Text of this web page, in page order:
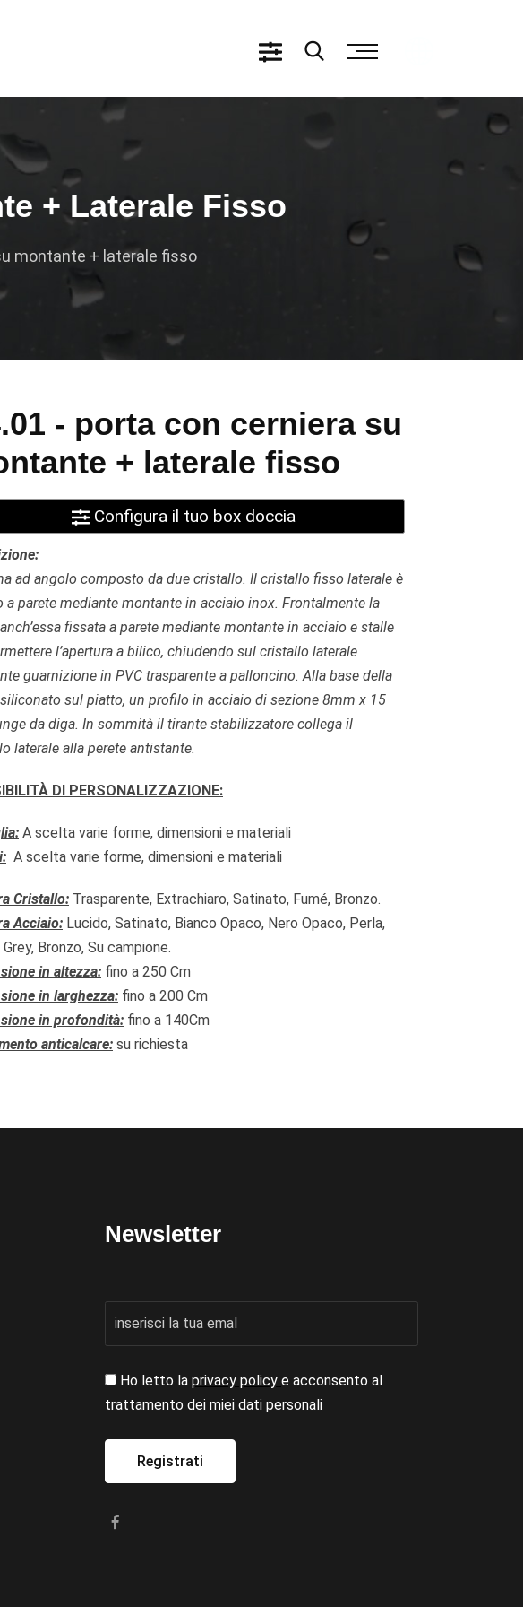
+ Laterale Fisso
montante + laterale fisso
- porta con cerniera su
+ laterale fisso
Configura il tuo box doccia
ad angolo composto da due cristallo. Il cristallo fisso laterale è
a parete mediante montante in acciaio inox. Frontalmente la
fissata a parete mediante montante in acciaio e stalle
l’apertura a bilico, chiudendo sul cristallo laterale
guarnizione in PVC trasparente a palloncino. Alla base della
sul piatto, un profilo in acciaio di sezione 8mm x 15
da diga. In sommità il tirante stabilizzatore collega il
laterale alla perete antistante.
DI PERSONALIZZAZIONE:
A scelta varie forme, dimensioni e materiali
A scelta varie forme, dimensioni e materiali
Cristallo: Trasparente, Extrachiaro, Satinato, Fumé, Bronzo.
Acciaio: Lucido, Satinato, Bianco Opaco, Nero Opaco, Perla,
Grey, Bronzo, Su campione.
in altezza: fino a 250 Cm
in larghezza: fino a 200 Cm
in profondità: fino a 140Cm
anticalcare: su richiesta
Newsletter
Ho letto la privacy policy e acconsento al
trattamento dei miei dati personali